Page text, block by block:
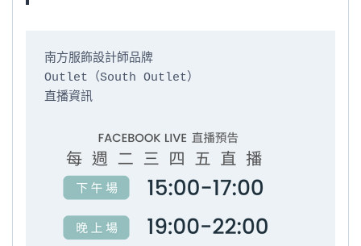
南方服飾設計師品牌
Outlet（South Outlet）
直播資訊